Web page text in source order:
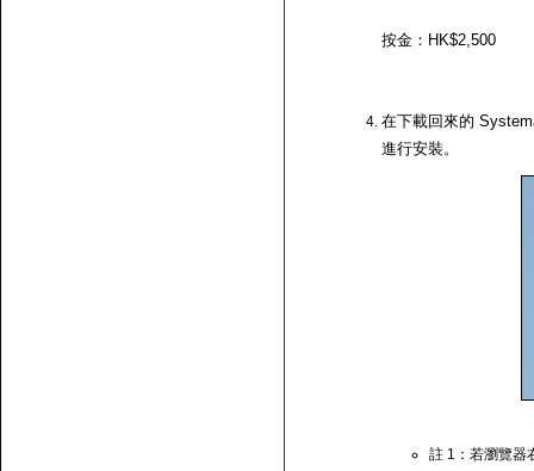
按金：HK$2,500
在下載回來的
進行安裝。
註 1：若瀏覽器